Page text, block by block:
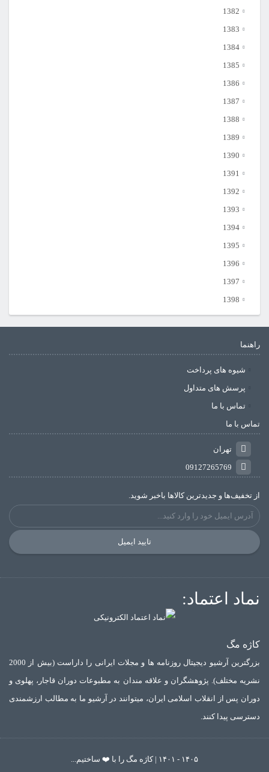
1382
1383
1384
1385
1386
1387
1388
1389
1390
1391
1392
1393
1394
1395
1396
1397
1398
راهنما
شیوه های پرداخت
پرسش های متداول
تماس با ما
تماس با ما
تهران
09127265769
از تخفیف‌ها و جدیدترین‌ کالاها باخبر شوید.
تایید ایمیل
نماد اعتماد:
کاژه مگ
بزرگترین آرشیو دیجیتال روزنامه ها و مجلات ایرانی را داراست (بیش از 2000
نشریه مختلف). پژوهشگران و علاقه مندان به مطبوعات دوران قاجار، پهلوی و
دوران پس از انقلاب اسلامی ایران، میتوانند در آرشیو ما به مطالب ارزشمندی
دسترسی پیدا کنند.
۱۴۰۵ - ۱۴۰۱ | کاژه مگ را با ❤️ ساختیم...